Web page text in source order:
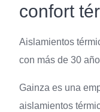
confort
Aislamientos
con más de 30
Gainza es una
aislamientos